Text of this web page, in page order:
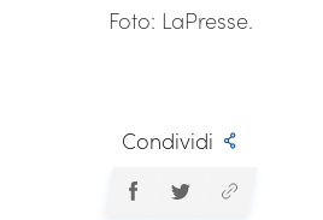
Foto: LaPresse.
Condividi